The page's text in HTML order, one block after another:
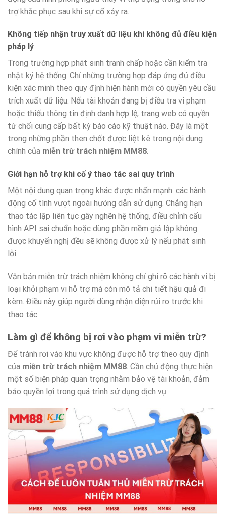
trợ khắc phục sau khi sự cố xảy ra.
Không tiếp nhận truy xuất dữ liệu khi không đủ điều kiện
pháp lý
Trong trường hợp phát sinh tranh chấp hoặc cần kiểm tra
nhật ký hệ thống. Chỉ những trường hợp đáp ứng đủ điều
kiện xác minh theo quy định hiện hành mới có quyền yêu cầu
trích xuất dữ liệu. Nếu tài khoản đang bị điều tra vi phạm
hoặc thiếu thông tin định danh hợp lệ, trang web có quyền
từ chối cung cấp bất kỳ báo cáo kỹ thuật nào. Đây là một
trong những phần then chốt được liệt kê trong nội dung
chính của miễn trừ trách nhiệm MM88.
Giới hạn hỗ trợ khi cố ý thao tác sai quy trình
Một nội dung quan trọng khác được nhấn mạnh: các hành
động cố tình vượt ngoài hướng dẫn sử dụng. Chẳng hạn
thao tác lặp liên tục gây nghẽn hệ thống, điều chỉnh cấu
hình API sai chuẩn hoặc dùng phần mềm giả lập không
được khuyến nghị đều sẽ không được xử lý nếu phát sinh
lỗi.
Văn bản miễn trừ trách nhiệm không chỉ ghi rõ các hành vi bị
loại khỏi phạm vi hỗ trợ mà còn mô tả chi tiết hậu quả đi
kèm. Điều này giúp người dùng nhận diện rủi ro trước khi
thao tác.
Làm gì để không bị rơi vào phạm vi miễn trừ?
Để tránh rơi vào khu vực không được hỗ trợ theo quy định
của miễn trừ trách nhiệm MM88. Cần chủ động thực hiện
một số biện pháp quan trọng nhằm bảo vệ tài khoản, đảm
bảo quyền lợi trong quá trình sử dụng dịch vụ.